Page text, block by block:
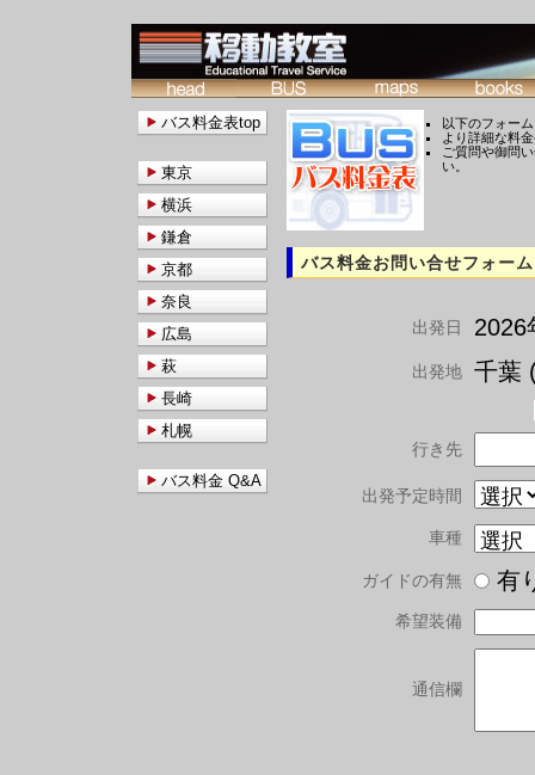
以下のフォー
より詳細な料
ご質問や御問
い。
バス料金お問い合せフォーム
出発日 2026
出発地 千葉
行き先
出発予定時間
車種
ガイドの有無
希望装備
通信欄
バス料金表top
東京
横浜
鎌倉
京都
奈良
広島
萩
長崎
札幌
バス料金 Q&A